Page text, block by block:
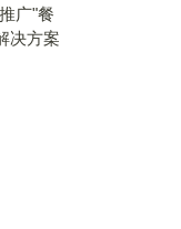
广"餐
决方案